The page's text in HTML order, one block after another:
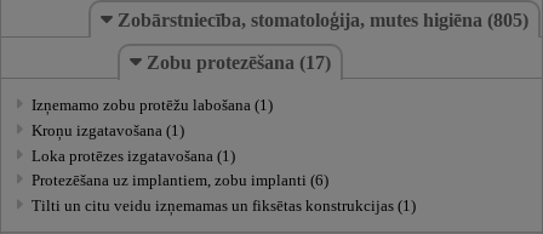
Zobārstniecība, stomatoloģija, mutes higiēna (805)
Zobu protezēšana (17)
Izņemamo zobu protēžu labošana (1)
Kroņu izgatavošana (1)
Loka protēzes izgatavošana (1)
Protezēšana uz implantiem, zobu implanti (6)
Tilti un citu veidu izņemamas un fiksētas konstrukcijas (1)